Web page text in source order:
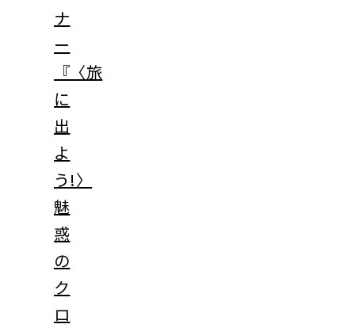
ナ
ー
『〈旅
に
出
よ
う!〉
魅
惑
の
ク
ロ